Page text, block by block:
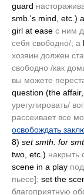
guard
smb.'s mind, etc.)
girl at ease с ним
себя свободно/; а
хозяин должен
свободно /как
вы можете
question (the
урегулировать/
рассеивает все
освобождать
8) set smth. for
two, etc.) накрыть
scene in a play
пьесе]; set the
благоприятную